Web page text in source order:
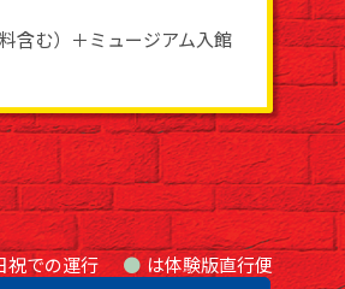
含む）＋ミュージアム入館
祝での運行 ● は体験版直行便